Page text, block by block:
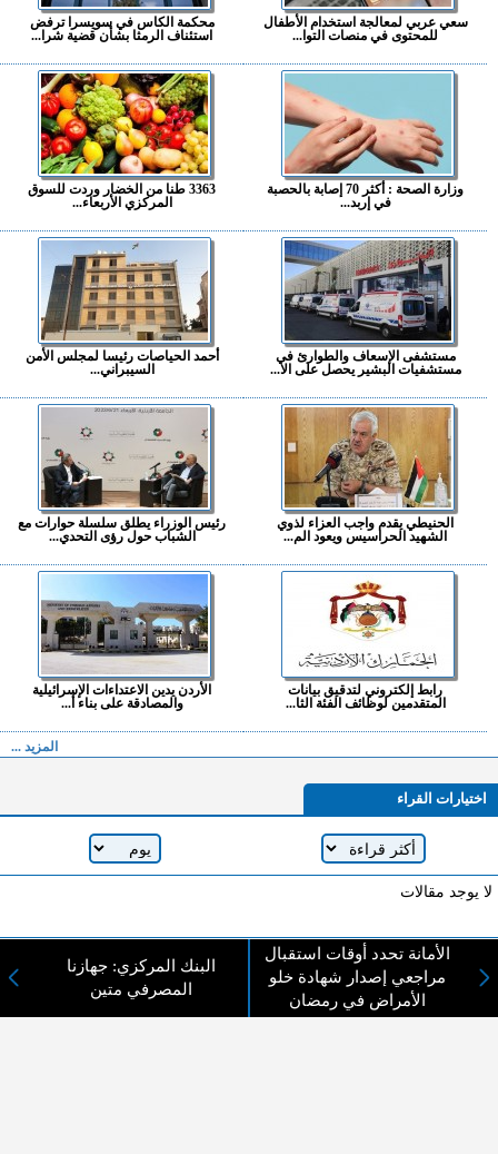
سعي عربي لمعالجة استخدام الأطفال
للمحتوى في منصات التوا...
محكمة الكاس في سويسرا ترفض
استئناف الرمثا بشأن قضية شرا...
وزارة الصحة : أكثر 70 إصابة بالحصبة
في إربد...
3363 طنا من الخضار وردت للسوق
المركزي الأربعاء...
مستشفى الإسعاف والطوارئ في
مستشفيات البشير يحصل على الا...
أحمد الحياصات رئيسا لمجلس الأمن
السيبراني...
الحنيطي يقدم واجب العزاء لذوي
الشهيد الحراسيس ويعود الم...
رئيس الوزراء يطلق سلسلة حوارات مع
الشباب حول رؤى التحدي...
رابط إلكتروني لتدقيق بيانات
المتقدمين لوظائف الفئة الثا...
الأردن يدين الاعتداءات الإسرائيلية
والمصادقة على بناء أ...
المزيد ...
اختيارات القراء
لا يوجد مقالات
الأمانة تحدد أوقات استقبال
مراجعي إصدار شهادة خلو
الأمراض في رمضان
البنك المركزي: جهازنا
المصرفي متين
لا مانع من الإقتباس وإعادة النشر شريط ذكر المصدر ( المدينة نيوز ) - الآراء والتعليقات
المنشورة تعبر عن رأي أصحابها فقط